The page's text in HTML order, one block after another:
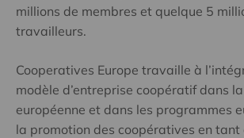
millions de membres et quelque 5
travailleurs.
Cooperatives Europe travaille à
modèle d’entreprise coopératif dans
européenne et dans les programmes
la promotion des coopératives en